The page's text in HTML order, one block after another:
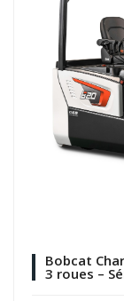
Bobcat
3 roues –